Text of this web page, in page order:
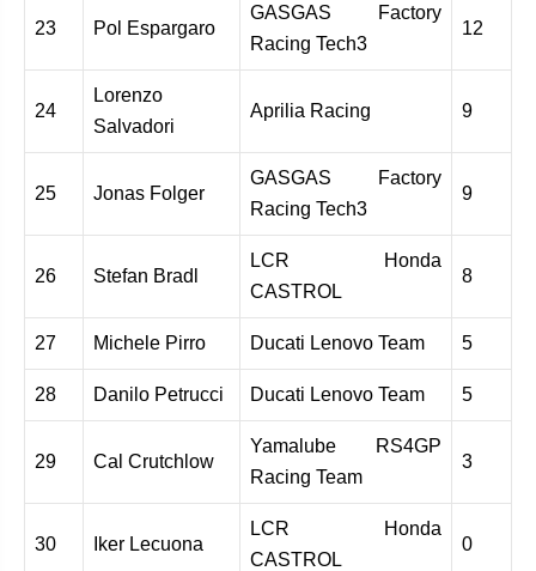
23 Pol Espargaro
GASGAS Factory
Racing Tech3
12
24
Lorenzo
Salvadori
Aprilia Racing 9
25 Jonas Folger
GASGAS Factory
Racing Tech3
9
26 Stefan Bradl
LCR Honda
CASTROL
8
27 Michele Pirro Ducati Lenovo Team 5
28 Danilo Petrucci Ducati Lenovo Team 5
29 Cal Crutchlow
Yamalube RS4GP
Racing Team
3
30 Iker Lecuona
LCR Honda
CASTROL
0